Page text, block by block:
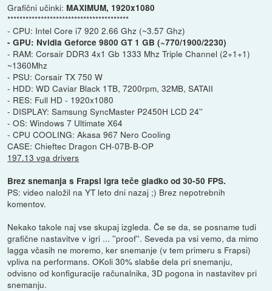
Grafični učinki: MAXIMUM, 1920x1080
****************************************
- CPU: Intel Core i7 920 2.66 Ghz (~3.57 Ghz)
- GPU: Nvidia Geforce 9800 GT 1 GB (~770/1900/2230)
- RAM: Corsair DDR3 4x1 Gb 1333 Mhz Triple Channel (2+1+1)
~1360Mhz
- PSU: Corsair TX 750 W
- HDD: WD Caviar Black 1TB, 7200rpm, 32MB, SATAII
- RES: Full HD - 1920x1080
- DISPLAY: Samsung SyncMaster P2450H LCD 24''
- OS: Windows 7 Ultimate X64
- CPU COOLING: Akasa 967 Nero Cooling
CASE: Chieftec Dragon CH-07B-B-OP
197.13 vga drivers
Brez snemanja s Frapsi igra teče gladko od 30-50 FPS.
PS: video naložil na YT leto dni nazaj ;) Brez nepotrebnih
komentov.
Nekako takole naj vse skupaj izgleda. Če se da, se posname tudi
grafične nastavitve v igri ... ''proof''. Seveda pa vsi vemo, da mimo
lagga včasih ne moremo, ker snemanje (v tem primeru s Frapsi)
vpliva na performans. OKoli 30% slabše dela pri snemanju,
odvisno od konfiguracije računalnika, 3D pogona in nastavitev pri
snemanju.